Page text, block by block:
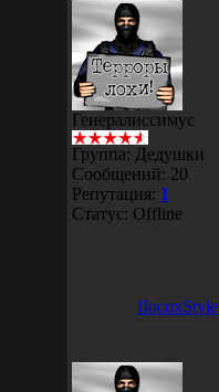
Генералиссимус
Группа: Дедушки
Сообщений: 20
Репутация: 1
Статус: Offline
IIocoxStyle